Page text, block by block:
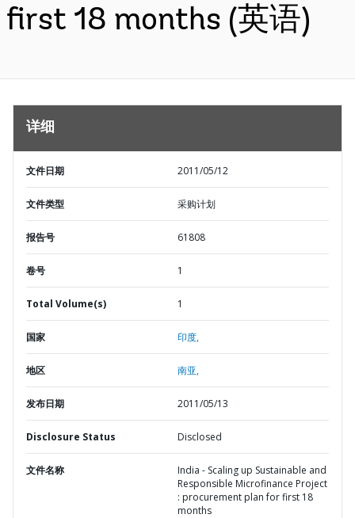
first 18 months (英语)
详细
文件日期 2011/05/12
文件类型 采购计划
报告号 61808
卷号 1
Total Volume(s) 1
国家 印度,
地区 南亚,
发布日期 2011/05/13
Disclosure Status Disclosed
文件名称
India - Scaling up Sustainable and
Responsible Microfinance Project
: procurement plan for first 18
months